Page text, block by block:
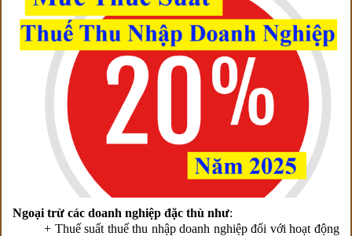
Ngoại trừ các doanh nghiệp đặc thù như:
+ Thuế suất thuế thu nhập doanh nghiệp đối với hoạt động